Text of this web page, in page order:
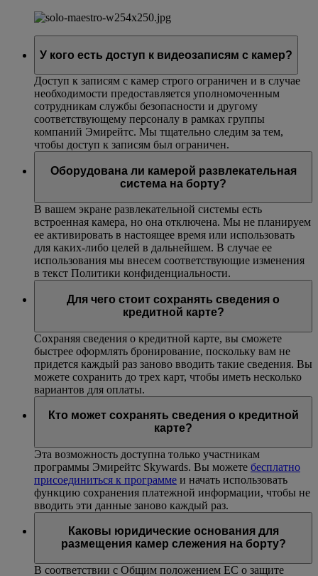
У кого есть доступ к видеозаписям с камер?
Доступ к записям с камер строго ограничен и в случае
необходимости предоставляется уполномоченным
сотрудникам службы безопасности и другому
соответствующему персоналу в рамках группы
компаний Эмирейтс. Мы тщательно следим за тем,
чтобы доступ к записям был ограничен.
Оборудована ли камерой развлекательная
система на борту?
В вашем экране развлекательной системы есть
встроенная камера, но она отключена. Мы не планируем
ее активировать в настоящее время или использовать
для каких-либо целей в дальнейшем. В случае ее
использования мы внесем соответствующие изменения
в текст Политики конфиденциальности.
Для чего стоит сохранять сведения о
кредитной карте?
Сохраняя сведения о кредитной карте, вы сможете
быстрее оформлять бронирование, поскольку вам не
придется каждый раз заново вводить такие сведения. Вы
можете сохранить до трех карт, чтобы иметь несколько
вариантов для оплаты.
Кто может сохранять сведения о кредитной
карте?
Эта возможность доступна только участникам
программы Эмирейтс Skywards. Вы можете бесплатно
присоединиться к программе и начать использовать
функцию сохранения платежной информации, чтобы не
вводить эти данные заново каждый раз.
Каковы юридические основания для
размещения камер слежения на борту?
В соответствии с Общим положением ЕС о защите